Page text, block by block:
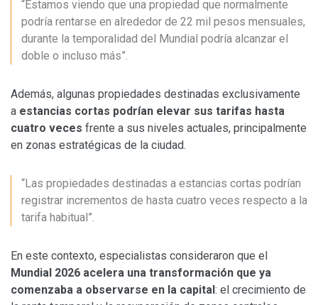
“Estamos viendo que una propiedad que normalmente
podría rentarse en alrededor de 22 mil pesos mensuales,
durante la temporalidad del Mundial podría alcanzar el
doble o incluso más”.
Además, algunas propiedades destinadas exclusivamente
a estancias cortas podrían elevar sus tarifas hasta
cuatro veces frente a sus niveles actuales, principalmente
en zonas estratégicas de la ciudad.
“Las propiedades destinadas a estancias cortas podrían
registrar incrementos de hasta cuatro veces respecto a la
tarifa habitual”.
En este contexto, especialistas consideraron que el
Mundial 2026 acelera una transformación que ya
comenzaba a observarse en la capital: el crecimiento de